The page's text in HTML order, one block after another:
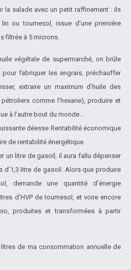
la salade avec un petit raffinement : ils
ou tournesol, issue d’une première
filtrée à 5 microns.
végétale de supermarché, on brûle
fabriquer les engrais, préchauffer
extraire un maximum d’huile des
comme l’hexane), produire et
à l’autre bout du monde…
déesse Rentabilité économique
de rentabilité énergétique.
un litre de gasoil, il aura fallu dépenser
d’1,3 litre de gasoil. Alors que produire
demande une quantité d’énergie
d’HVP de tournesol, et voire encore
produites et transformées à partir
de ma consommation annuelle de